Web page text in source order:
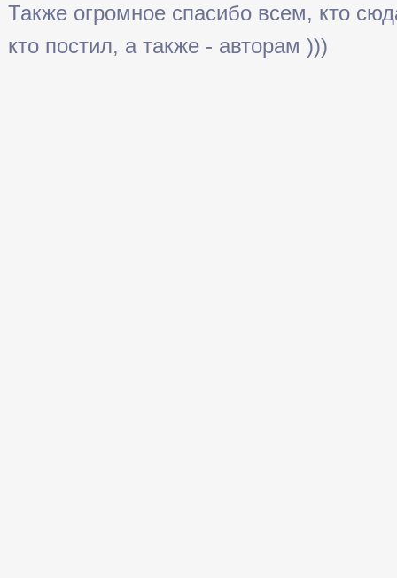
Также огромное спасибо всем, кто
кто постил, а также - авторам )))